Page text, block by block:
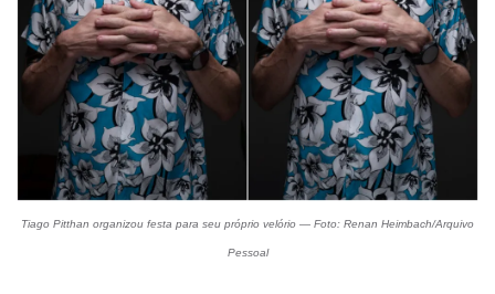
Tiago Pitthan organizou festa para seu próprio velório — Foto: Renan Heimbach/Arquivo
Pessoal